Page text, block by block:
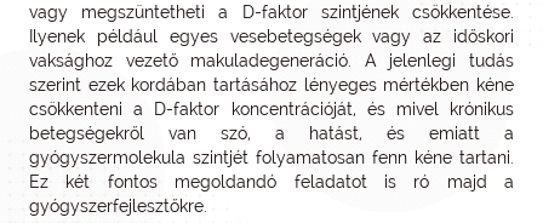
vagy megszüntetheti a D-faktor szintjének csökkentése.
Ilyenek például egyes vesebetegségek vagy az időskori
vaksághoz vezető makuladegeneráció. A jelenlegi tudás
szerint ezek kordában tartásához lényeges mértékben kéne
csökkenteni a D-faktor koncentrációját, és mivel krónikus
betegségekről van szó, a hatást, és emiatt a
gyógyszermolekula szintjét folyamatosan fenn kéne tartani.
Ez két fontos megoldandó feladatot is ró majd a
gyógyszerfejlesztőkre.